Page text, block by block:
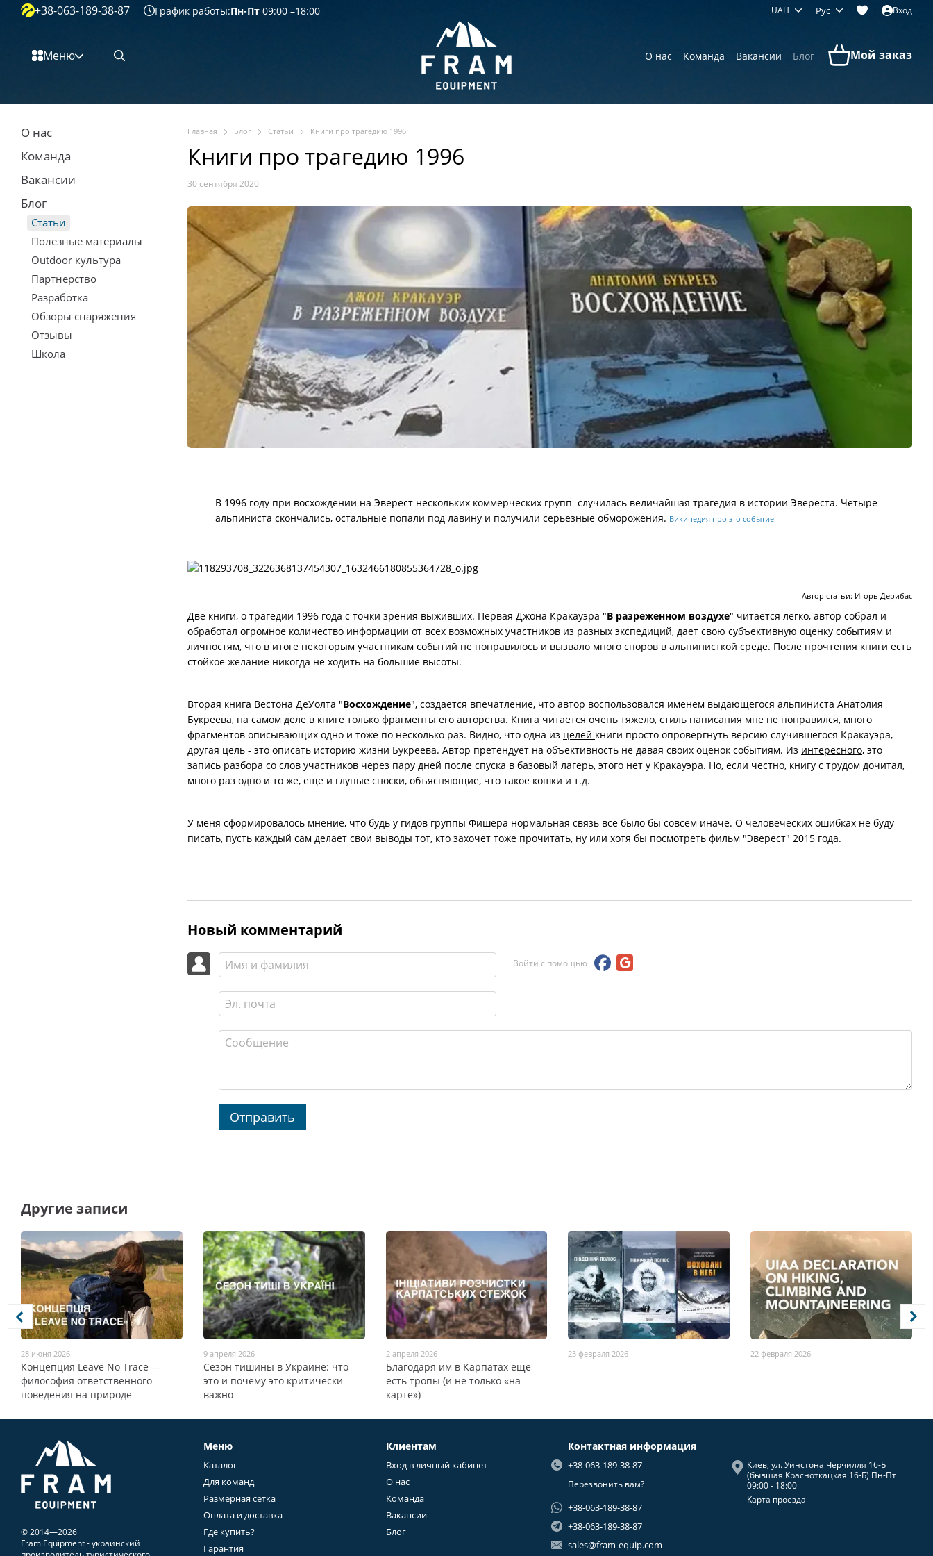
Перейти к основному контенту
+38-063-189-38-87 График работы:Пн-Пт 09:00 –18:00 UAH Рус Вход
Меню О нас Команда Вакансии Блог Мой заказ
Главная Блог Статьи Книги про трагедию 1996
Книги про трагедию 1996
30 сентября 2020
В 1996 году при восхождении на Эверест нескольких коммерческих групп случилась величайшая трагедия в истории Эвереста. Четыре
альпиниста скончались, остальные попали под лавину и получили серьёзные обморожения. Википедия про это событие
Автор статьи: Игорь Дерибас
Две книги, о трагедии 1996 года с точки зрения выживших. Первая Джона Кракауэра "В разреженном воздухе" читается легко, автор собрал и
обработал огромное количество информации от всех возможных участников из разных экспедиций, дает свою субъективную оценку событиям и
личностям, что в итоге некоторым участникам событий не понравилось и вызвало много споров в альпинисткой среде. После прочтения книги есть
стойкое желание никогда не ходить на большие высоты.
Вторая книга Вестона ДеУолта "Восхождение", создается впечатление, что автор воспользовался именем выдающегося альпиниста Анатолия
Букреева, на самом деле в книге только фрагменты его авторства. Книга читается очень тяжело, стиль написания мне не понравился, много
фрагментов описывающих одно и тоже по несколько раз. Видно, что одна из целей книги просто опровергнуть версию случившегося Кракауэра,
другая цель - это описать историю жизни Букреева. Автор претендует на объективность не давая своих оценок событиям. Из интересного, это
запись разбора со слов участников через пару дней после спуска в базовый лагерь, этого нет у Кракауэра. Но, если честно, книгу с трудом дочитал,
много раз одно и то же, еще и глупые сноски, объясняющие, что такое кошки и т.д.
У меня сформировалось мнение, что будь у гидов группы Фишера нормальная связь все было бы совсем иначе. О человеческих ошибках не буду
писать, пусть каждый сам делает свои выводы тот, кто захочет тоже прочитать, ну или хотя бы посмотреть фильм "Эверест" 2015 года.
Новый комментарий
Войти с помощью
Отправить
О нас
Команда
Вакансии
Блог
Статьи
Полезные материалы
Outdoor культура
Партнерство
Разработка
Обзоры снаряжения
Отзывы
Школа
Другие записи
28 июня 2026
Концепция Leave No Trace —
философия ответственного
поведения на природе
9 апреля 2026
Сезон тишины в Украине: что
это и почему это критически
важно
2 апреля 2026
Благодаря им в Карпатах еще
есть тропы (и не только «на
карте»)
23 февраля 2026 22 февраля 2026
© 2014—2026
Fram Equipment - украинский
Меню
Каталог
Для команд
Размерная сетка
Оплата и доставка
Где купить?
Гарантия
Клиентам
Вход в личный кабинет
О нас
Команда
Вакансии
Блог
Контактная информация
+38-063-189-38-87
Перезвонить вам?
+38-063-189-38-87
+38-063-189-38-87
sales@fram-equip.com
Киев, ул. Уинстона Черчилля 16-Б
(бывшая Красноткацкая 16-Б) Пн-Пт
09:00 - 18:00
Карта проезда